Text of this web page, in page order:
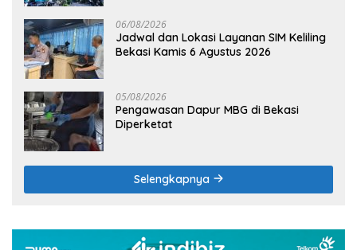
06/08/2026
Jadwal dan Lokasi Layanan SIM Keliling
Bekasi Kamis 6 Agustus 2026
05/08/2026
Pengawasan Dapur MBG di Bekasi
Diperketat
Selengkapnya